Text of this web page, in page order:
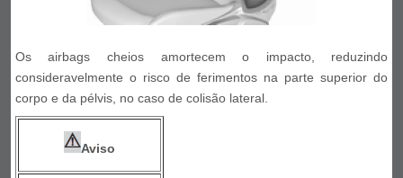
Os airbags cheios amortecem o impacto, reduzindo
consideravelmente o risco de ferimentos na parte superior do
corpo e da pélvis, no caso de colisão lateral.
Aviso